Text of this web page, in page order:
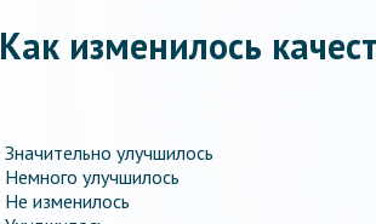
Как изменилось
Значительно улучшилось
Немного улучшилось
Не изменилось